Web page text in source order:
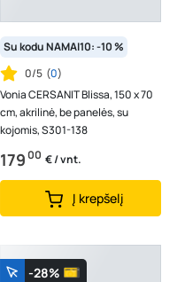
Su kodu NAMAI10: -10 %
0/5 (0)
Vonia CERSANIT Blissa, 150 x 70
cm, akrilinė, be panelės, su
kojomis, S301-138
17900 € / vnt.
Į krepšelį
-28%